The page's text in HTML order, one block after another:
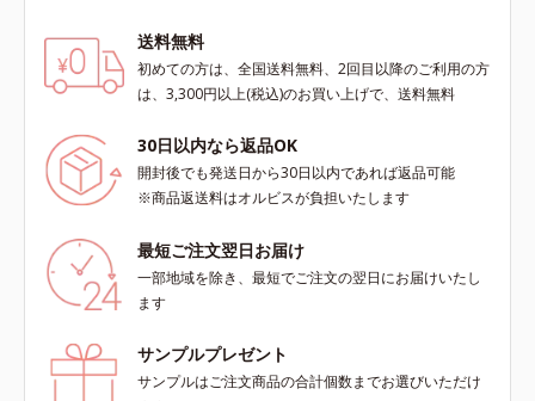
送料無料
初めての方は、全国送料無料、2回目以降のご利用の方
は、3,300円以上(税込)のお買い上げで、送料無料
30日以内なら返品OK
開封後でも発送日から30日以内であれば返品可能
※商品返送料はオルビスが負担いたします
最短ご注文翌日お届け
一部地域を除き、最短でご注文の翌日にお届けいたし
ます
サンプルプレゼント
サンプルはご注文商品の合計個数までお選びいただけ